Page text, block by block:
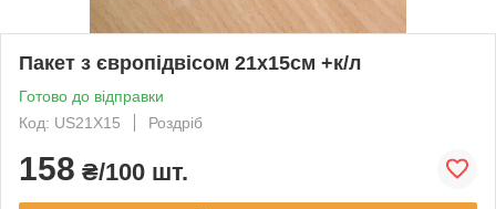
Пакет з європідвісом 21х15см +к/л
Готово до відправки
Код: US21X15
Роздріб
158 ₴/100 шт.